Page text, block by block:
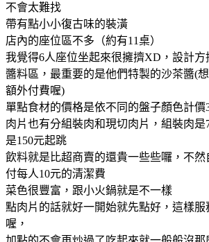
不會太難找
帶有點小小復古味的裝潢
店內的座位區不多（約有11桌）
我覺得6人座位坐起來很擁擠XD，設計方
醬料區，最重要的是他們特製的沙茶醬(
額外付費喔)
單點食材的價格是依不同的盤子顏色計價
肉片也有分組裝肉和現切肉片，組裝肉是
是150元起跳
飲料就是比超商賣的還貴一些些囉，不
付每人10元的清潔費
菜色很豐富，跟小火鍋就是不一樣
點肉片的話就好一開始就先點好，這樣
喔，